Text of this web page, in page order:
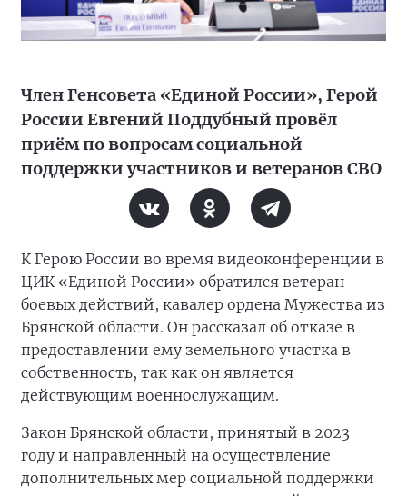
Член Генсовета «Единой России», Герой
России Евгений Поддубный провёл
приём по вопросам социальной
поддержки участников и ветеранов СВО
К Герою России во время видеоконференции в
ЦИК «Единой России» обратился ветеран
боевых действий, кавалер ордена Мужества из
Брянской области. Он рассказал об отказе в
предоставлении ему земельного участка в
собственность, так как он является
действующим военнослужащим.
Закон Брянской области, принятый в 2023
году и направленный на осуществление
дополнительных мер социальной поддержки